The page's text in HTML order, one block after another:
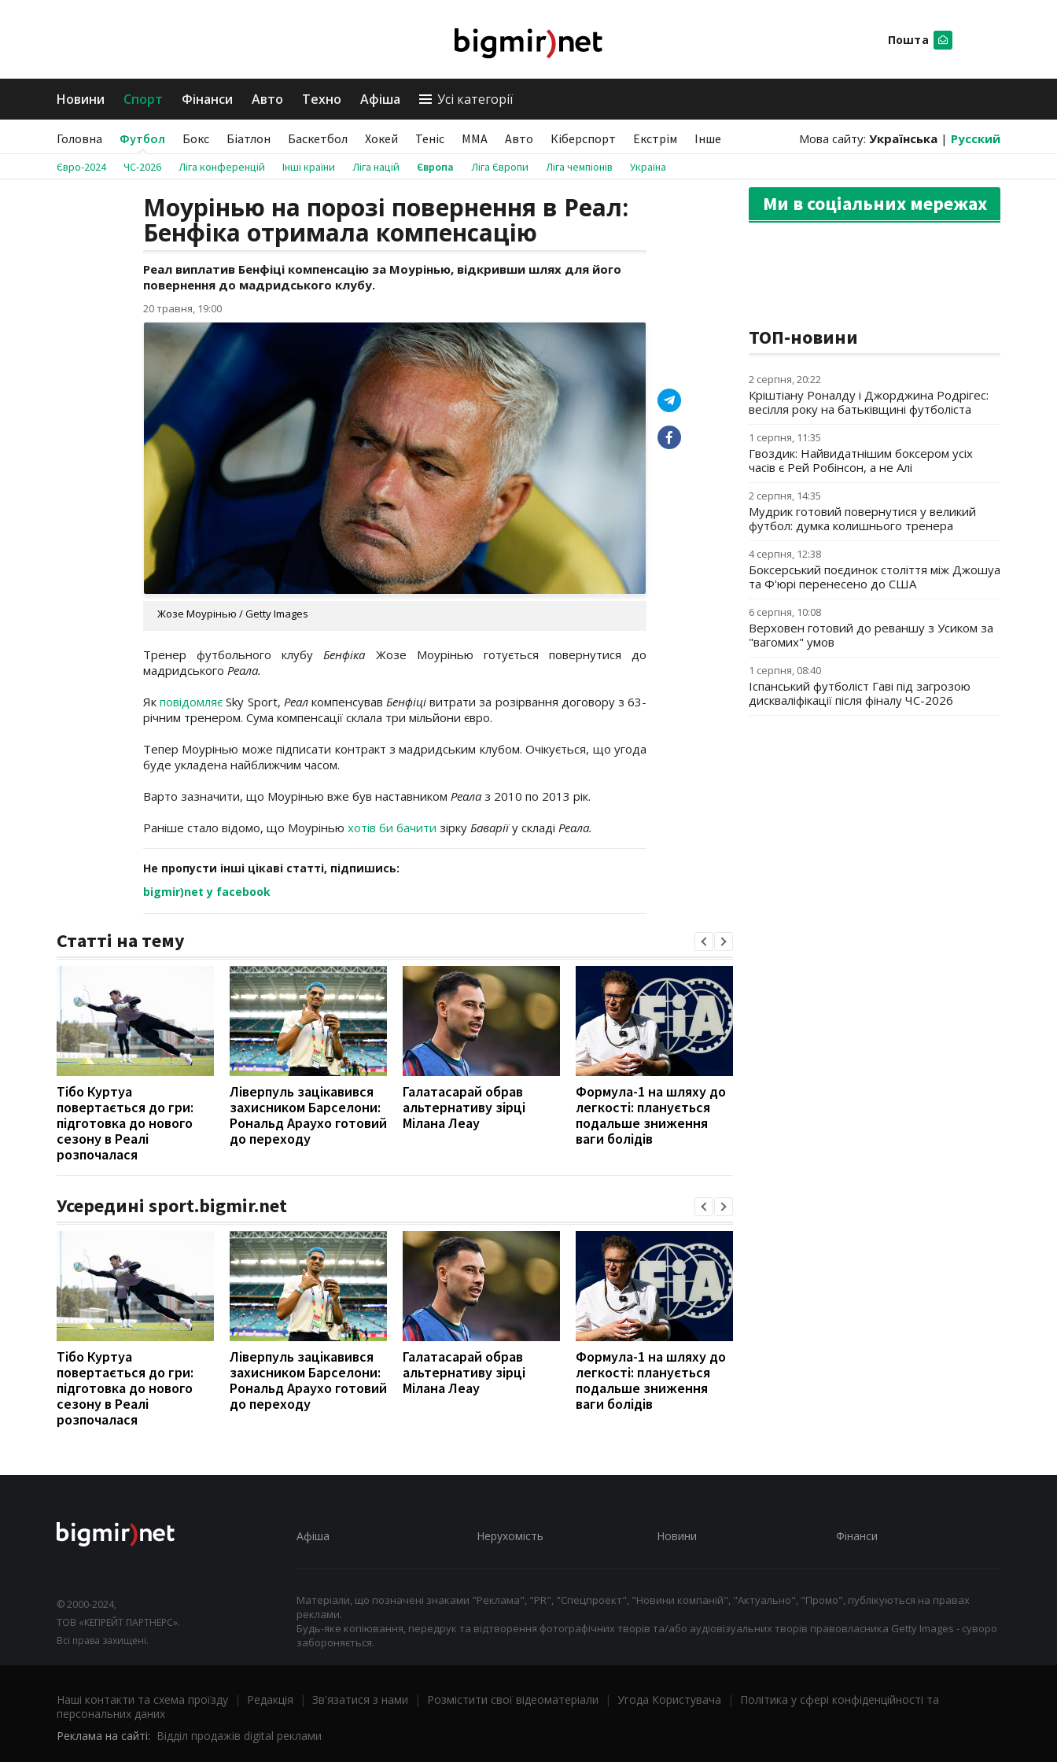
Пошта
Новини Спорт Фінанси Авто Техно Афіша Усі категорії
Головна Футбол Бокс Біатлон Баскетбол Хокей Теніс ММА Авто Кіберспорт Екстрім Інше Мова сайту: Українська | Русский
Євро-2024 ЧС-2026 Ліга конференцій Інші країни Ліга націй Європа Ліга Європи Ліга чемпіонів Україна
Моурінью на порозі повернення в Реал:
Бенфіка отримала компенсацію
Реал виплатив Бенфіці компенсацію за Моурінью, відкривши шлях для його
повернення до мадридського клубу.
20 травня, 19:00
Жозе Моурінью / Getty Images
Тренер футбольного клубу Бенфіка Жозе Моурінью готується повернутися до
мадридського Реала.
ЯкповідомляєSky Sport, Реалкомпенсував Бенфіці витрати за розірвання договору з 63-
річним тренером. Сума компенсації склала три мільйони євро.
Тепер Моурінью може підписати контракт з мадридським клубом. Очікується, що угода
буде укладена найближчим часом.
Варто зазначити, що Моурінью вже був наставником Реала з 2010 по 2013 рік.
Раніше стало відомо, що Моурінью хотів би бачити зірку Баваріїу складі Реала.
Не пропусти інші цікаві статті, підпишись:
bigmir)net у facebook
Статті на тему
Тібо Куртуа
повертається до гри:
підготовка до нового
сезону в Реалі
розпочалася
Ліверпуль зацікавився
захисником Барселони:
Рональд Араухо готовий
до переходу
Галатасарай обрав
альтернативу зірці
Мілана Леау
Формула-1 на шляху до
легкості: планується
подальше зниження
ваги болідів
Усередині sport.bigmir.net
Тібо Куртуа
повертається до гри:
підготовка до нового
сезону в Реалі
розпочалася
Ліверпуль зацікавився
захисником Барселони:
Рональд Араухо готовий
до переходу
Галатасарай обрав
альтернативу зірці
Мілана Леау
Формула-1 на шляху до
легкості: планується
подальше зниження
ваги болідів
Ми в соціальних мережах
ТОП-новини
2 серпня, 20:22
Кріштіану Роналду і Джорджина Родрігес:
весілля року на батьківщині футболіста
1 серпня, 11:35
Гвоздик: Найвидатнішим боксером усіх
часів є Рей Робінсон, а не Алі
2 серпня, 14:35
Мудрик готовий повернутися у великий
футбол: думка колишнього тренера
4 серпня, 12:38
Боксерський поєдинок століття між Джошуа
та Ф'юрі перенесено до США
6 серпня, 10:08
Верховен готовий до реваншу з Усиком за
"вагомих" умов
1 серпня, 08:40
Іспанський футболіст Гаві під загрозою
дискваліфікації після фіналу ЧС-2026
© 2000-2024,
ТОВ «КЕПРЕЙТ ПАРТНЕРС».
Всі права захищені.
Афіша Нерухомість Новини Фінанси
Матеріали, що позначені знаками "Реклама", "PR", "Спецпроект", "Новини компаній", "Актуально", "Промо", публікуються на правах
реклами.
Будь-яке копіювання, передрук та відтворення фотографічних творів та/або аудіовізуальних творів правовласника Getty Images - суворо
забороняється.
Наші контакти та схема проїзду | Редакція | Зв'язатися з нами | Розмістити свої відеоматеріали | Угода Користувача |
Політика у сфері конфіденційності та
персональних даних
Реклама на сайті: Відділ продажів digital реклами